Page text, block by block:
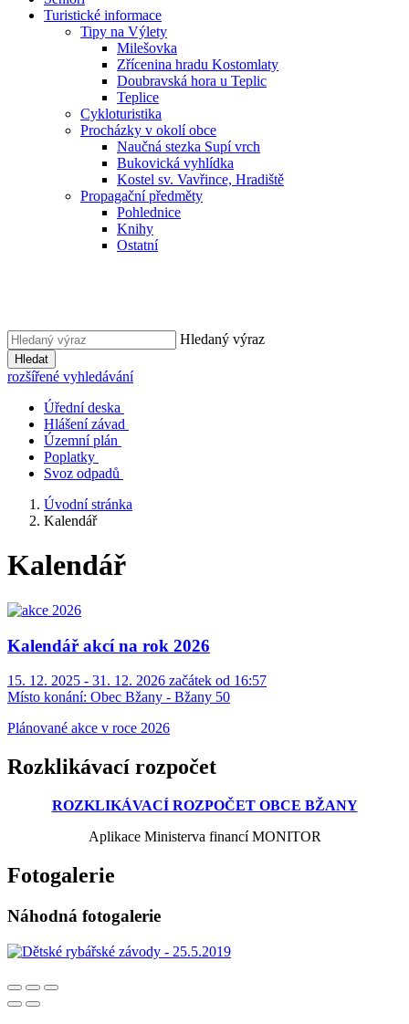
Turistické informace
Tipy na Výlety
Milešovka
Zřícenina hradu Kostomlaty
Doubravská hora u Teplic
Teplice
Cykloturistika
Procházky v okolí obce
Naučná stezka Supí vrch
Bukovická vyhlídka
Kostel sv. Vavřince, Hradiště
Propagační předměty
Pohlednice
Knihy
Ostatní
Hledaný výraz
Hledat
rozšířené vyhledávání
Úřední deska
Hlášení závad
Územní plán
Poplatky
Svoz odpadů
Úvodní stránka
Kalendář
Kalendář
Kalendář akcí na rok 2026
15. 12. 2025 - 31. 12. 2026 začátek od 16:57
Místo konání: Obec Bžany - Bžany 50
Plánované akce v roce 2026
Rozklikávací rozpočet
ROZKLIKÁVACÍ ROZPOČET OBCE BŽANY
Aplikace Ministerva financí MONITOR
Fotogalerie
Náhodná fotogalerie